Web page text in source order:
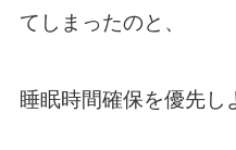
てしまったのと、
睡眠時間確保を優先し